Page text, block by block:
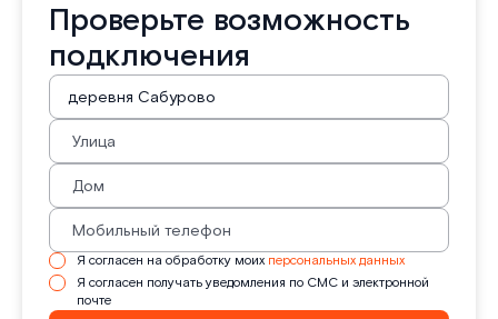
Проверьте возможность
подключения
Я согласен на обработку моих персональных данных
Я согласен получать уведомления по СМС и электронной
почте